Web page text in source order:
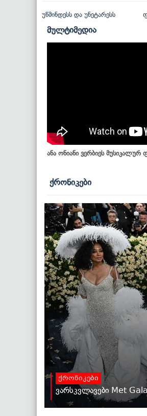
უწმინდესს და უნეტარესს
მულტიმედია
ანა ონიანი ვერბიეს მუსიკალურ
ქრონიკები
ქრონიკები
ვარსკვლავები Met